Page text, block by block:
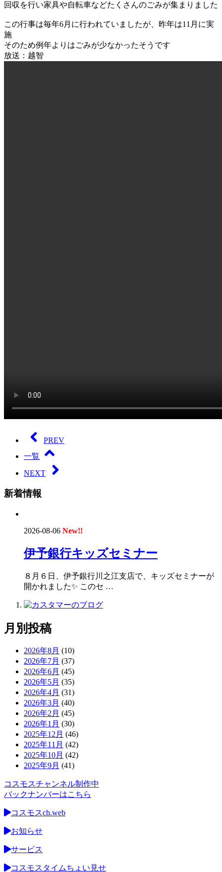
回収を行い家具や自転車などたくさんのごみが集まりました
この行事は毎年6月に行われていましたが、昨年は11月に実
施
そのため例年よりはごみが少なかったそうです
放送：越智
PREV
一覧
NEXT
新着情報
2026-08-06 New!!
伊予銀行キッズセミナー
８月６日、伊予銀行川之江支店で、キッズセミナーが
開かれました✨ このセ …
月別投稿
2026年8月 (10)
2026年7月 (37)
2026年6月 (45)
2026年5月 (35)
2026年4月 (31)
2026年3月 (40)
2026年2月 (45)
2026年1月 (30)
2025年12月 (46)
2025年11月 (42)
2025年10月 (42)
2025年9月 (41)
コスモスチャンネル制作中
バックナンバーはこちら
コスモスch.web
お知らせ
サービス
コスモスタイムちょい見せ